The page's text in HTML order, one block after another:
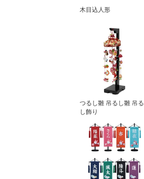
木目込人形
つるし雛 吊るし雛 吊る
し飾り